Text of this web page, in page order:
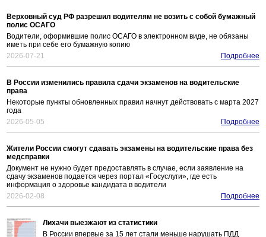
Верховный суд РФ разрешил водителям не возить с собой бумажный
полис ОСАГО
Водители, оформившие полис ОСАГО в электронном виде, не обязаны
иметь при себе его бумажную копию
2026-07-21
Подробнее
В России изменились правила сдачи экзаменов на водительские
права
Некоторые пункты обновленных правил начнут действовать с марта 2027
года
2026-05-05
Подробнее
Жители России смогут сдавать экзамены на водительские права без
медсправки
Документ не нужно будет предоставлять в случае, если заявление на
сдачу экзаменов подается через портал «Госуслуги», где есть
информация о здоровье кандидата в водители
2026-02-08
Подробнее
Лихачи выезжают из статистики
В России впервые за 15 лет стали меньше нарушать ПДД